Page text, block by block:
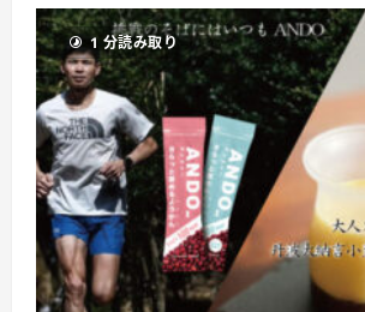
ツ
ー
リ
ズ
ム
評
判、
良
い
口
コ
ミ、
悪
い
口
コ
ミ、
メ
1 分読み取り